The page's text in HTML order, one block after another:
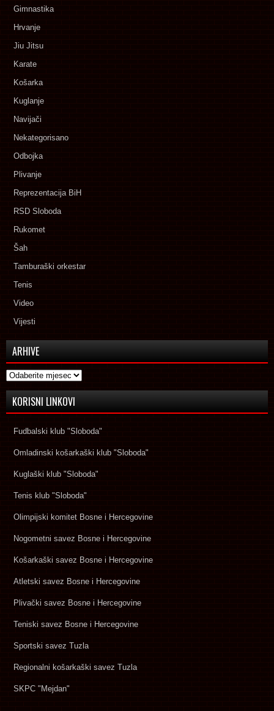
Gimnastika
Hrvanje
Jiu Jitsu
Karate
Košarka
Kuglanje
Navijači
Nekategorisano
Odbojka
Plivanje
Reprezentacija BiH
RSD Sloboda
Rukomet
Šah
Tamburaški orkestar
Tenis
Video
Vijesti
ARHIVE
Arhive
KORISNI LINKOVI
Fudbalski klub "Sloboda"
Omladinski košarkaški klub "Sloboda"
Kuglaški klub "Sloboda"
Tenis klub "Sloboda"
Olimpijski komitet Bosne i Hercegovine
Nogometni savez Bosne i Hercegovine
Košarkaški savez Bosne i Hercegovine
Atletski savez Bosne i Hercegovine
Plivački savez Bosne i Hercegovine
Teniski savez Bosne i Hercegovine
Sportski savez Tuzla
Regionalni košarkaški savez Tuzla
SKPC "Mejdan"